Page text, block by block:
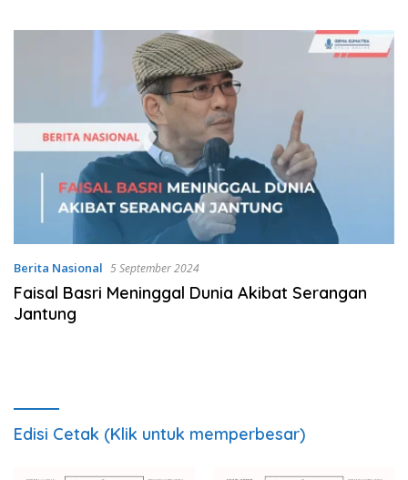
Berita Nasional 5 September 2024
Faisal Basri Meninggal Dunia Akibat Serangan
Jantung
Edisi Cetak (Klik untuk memperbesar)